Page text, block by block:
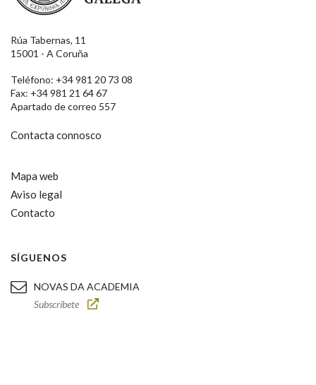
Rúa Tabernas, 11
15001 - A Coruña
Teléfono: +34 981 20 73 08
Fax: +34 981 21 64 67
Apartado de correo 557
Contacta connosco
Mapa web
Aviso legal
Contacto
SÍGUENOS
NOVAS DA ACADEMIA
Subscríbete